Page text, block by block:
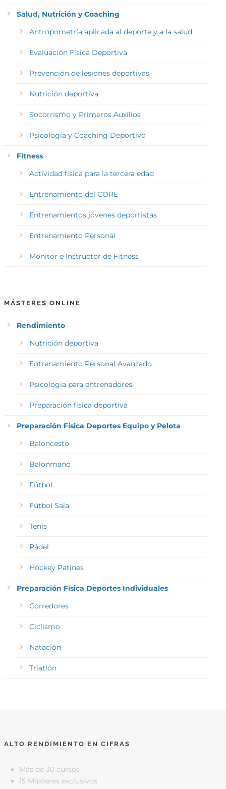
Salud, Nutrición y Coaching
Antropometría aplicada al deporte y a la salud
Evaluación Física Deportiva
Prevención de lesiones deportivas
Nutrición deportiva
Socorrismo y Primeros Auxilios
Psicología y Coaching Deportivo
Fitness
Actividad física para la tercera edad
Entrenamiento del CORE
Entrenamientos jóvenes deportistas
Entrenamiento Personal
Monitor e Instructor de Fitness
MÁSTERES ONLINE
Rendimiento
Nutrición deportiva
Entrenamiento Personal Avanzado
Psicología para entrenadores
Preparación física deportiva
Preparación Física Deportes Equipo y Pelota
Baloncesto
Balonmano
Fútbol
Fútbol Sala
Tenis
Pádel
Hockey Patines
Preparación Física Deportes Individuales
Corredores
Ciclismo
Natación
Triatlón
ALTO RENDIMIENTO EN CIFRAS
Más de 30 cursos
15 Másteres exclusivos